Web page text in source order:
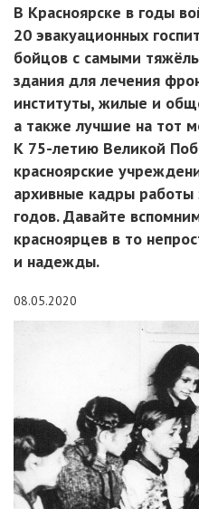
В Красноярске в годы
20 эвакуационных
бойцов с самыми
здания для лечения
институты, жилые и
а также лучшие на тот
К 75-летию Великой
красноярские
архивные кадры работы
годов. Давайте
красноярцев в то
и надежды.
08.05.2020